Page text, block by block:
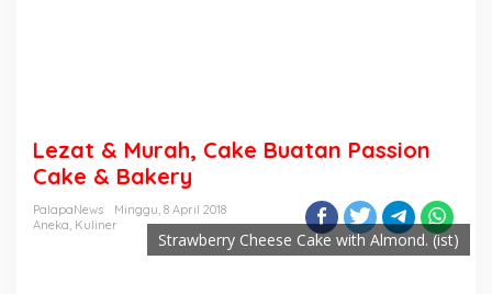
Lezat & Murah, Cake Buatan Passion
Cake & Bakery
PalapaNews
Minggu, 8 April 2018
Aneka, Kuliner
Strawberry Cheese Cake with Almond. (ist)